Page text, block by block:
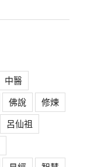
中醫
佛說
修煉
呂仙祖